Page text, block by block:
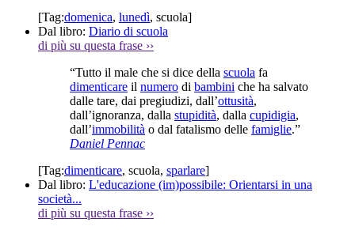
[Tag:domenica, lunedì, scuola]
Dal libro: Diario di scuola
di più su questa frase ››
“Tutto il male che si dice della scuola fa
dimenticare il numero di bambini che ha salvato
dalle tare, dai pregiudizi, dall’ottusità,
dall’ignoranza, dalla stupidità, dalla cupidigia,
dall’immobilità o dal fatalismo delle famiglie.”
Daniel Pennac
[Tag:dimenticare, scuola, sparlare]
Dal libro: L'educazione (im)possibile: Orientarsi in una
società...
di più su questa frase ››